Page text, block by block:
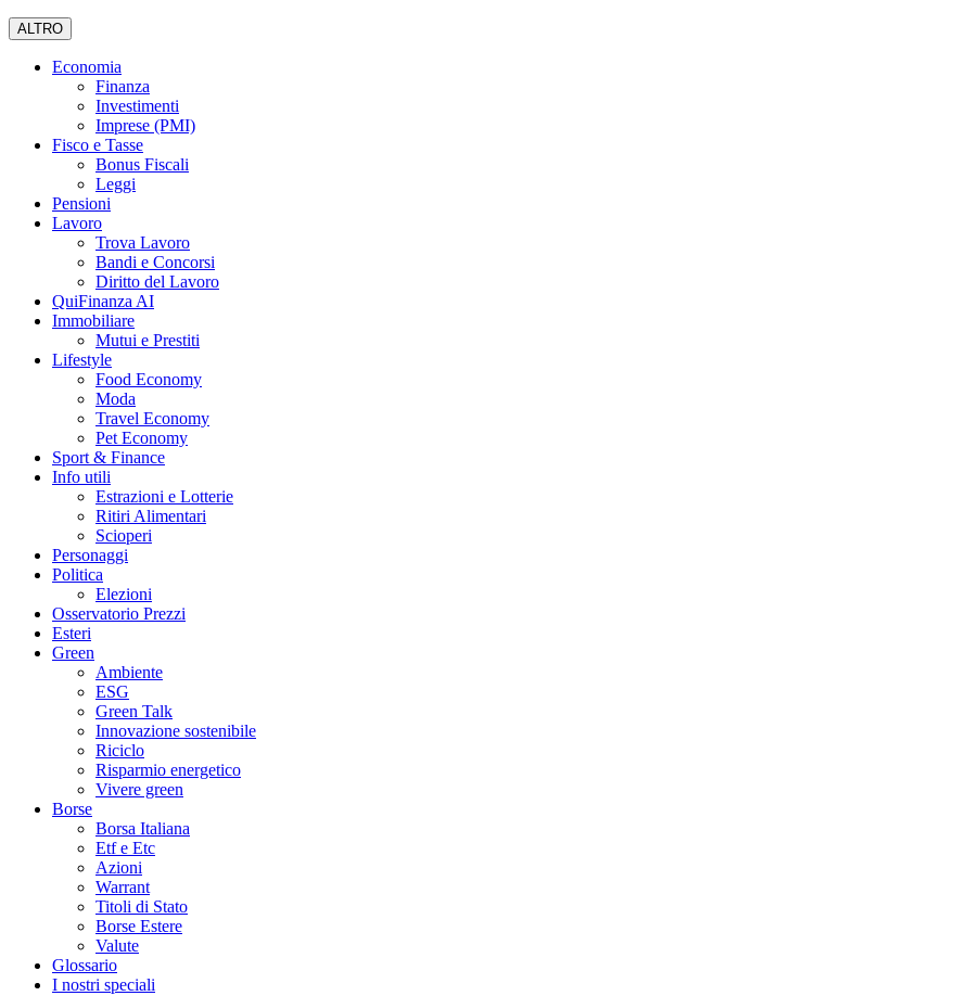
ALTRO
Economia
Finanza
Investimenti
Imprese (PMI)
Fisco e Tasse
Bonus Fiscali
Leggi
Pensioni
Lavoro
Trova Lavoro
Bandi e Concorsi
Diritto del Lavoro
QuiFinanza AI
Immobiliare
Mutui e Prestiti
Lifestyle
Food Economy
Moda
Travel Economy
Pet Economy
Sport & Finance
Info utili
Estrazioni e Lotterie
Ritiri Alimentari
Scioperi
Personaggi
Politica
Elezioni
Osservatorio Prezzi
Esteri
Green
Ambiente
ESG
Green Talk
Innovazione sostenibile
Riciclo
Risparmio energetico
Vivere green
Borse
Borsa Italiana
Etf e Etc
Azioni
Warrant
Titoli di Stato
Borse Estere
Valute
Glossario
I nostri speciali